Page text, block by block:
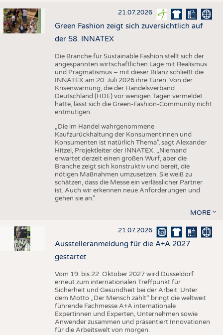
21.07.2026
Green Fashion zeigt sich zuversichtlich auf
der 58. INNATEX
Die Branche für Sustainable Fashion stellt sich der
angespannten wirtschaftlichen Lage mit Realismus
und Pragmatismus – mit dieser Bilanz schließt die
INNATEX am 20. Juli 2026 ihre Türen. Von der
Krisenwarnung, die der Handelsverband
Deutschland (HDE) vor wenigen Tagen vermeldet
hatte, lässt sich die Green-Fashion-Community nicht
entmutigen.
„Die im Handel wahrgenommene
Kaufzurückhaltung der Konsumentinnen und
Konsumenten ist natürlich Thema", sagt Alexander
Hitzel, Projektleiter der INNATEX. „Niemand
erwartet derzeit einen großen Wurf, aber die
Branche zeigt sich konstruktiv und bereit, die
nötigen Maßnahmen umzusetzen. Sie weiß zu
schätzen, dass die Messe ein verlässlicher Partner
ist. Auch wir erkennen neue Anforderungen und
gehen sie an."
MORE
21.07.2026
Ausstelleranmeldung für die A+A 2027
gestartet
Vom 19. bis 22. Oktober 2027 wird Düsseldorf
erneut zum internationalen Treffpunkt für
Sicherheit und Gesundheit bei der Arbeit. Unter
dem Motto „Der Mensch zählt“ bringt die weltweit
führende Fachmesse A+A internationale
Expertinnen und Experten, Unternehmen sowie
Anwender zusammen und präsentiert Innovationen
für die Arbeitswelt von morgen.